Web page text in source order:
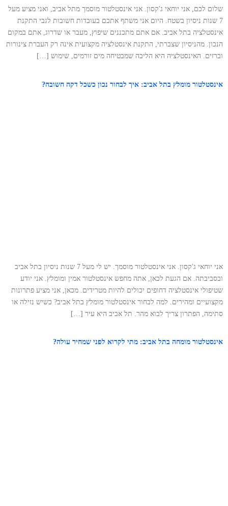
שלום לכם, אני יוחאי ג'קסון. אני אינסטלטור מוסמך מתל אביב, ואני מציע מעל
7 שנות ניסיון בשטח. היום אני משתף אתכם בעובדות חשובות לגבי התקנת
אינסטלציה בתל אביב. אם אתם מתכננים שיפוץ, מעבר או שדרוג, אתם במקום
הנכון. מהניסיון שצברתי, התקנת אינסטלציה מקצועית אינה רק העברת צינורות
וברזים. האינסטלציה היא הליבה שמבטיחה מים זורמים, שימוש […]
אינסטלטור מומלץ בתל אביב: איך לבחור נכון כשכל דקה חשובה?
אני יוחאי ג'קסון. אני אינסטלטור מוסמך. יש לי מעל 7 שנות ניסיון בתל אביב
ובסביבתה. אם הגעת לכאן, אתה מחפש אינסטלטור אמין ומומלץ. אני יודע
שטיפולי אינסטלציה דחופים יכולים להיות מטרידים. מכאן, אני מציע פתרונות
מקצועיים ומהירים. למה לבחור אינסטלטור מומלץ בתל אביב? כשיש נזילה או
סתימה, הפתרון צריך לבוא מהר. תל אביב היא עיר […]
אינסטלטור מומחה בתל אביב: מתי לקרוא לפני שמחיר עולה?